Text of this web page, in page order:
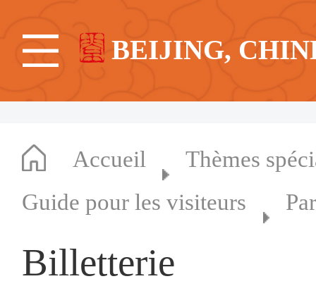
BEIJING,
Accueil
Thèmes
Guide pour les visiteurs
Billetterie